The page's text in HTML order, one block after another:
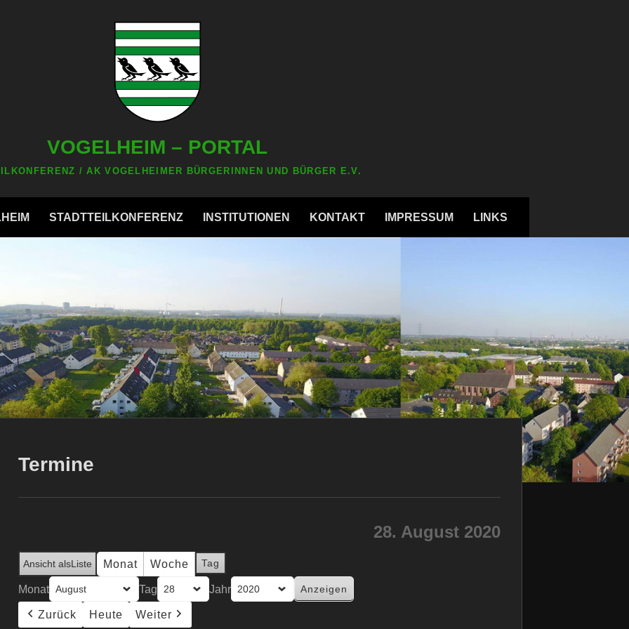
VOGELHEIM – PORTAL
/ AK VOGELHEIMER BÜRGERINNEN UND BÜRGER E.V.
STADTTEILKONFERENZ INSTITUTIONEN KONTAKT IMPRESSUM LINKS
Termine
28. August 2020
Ansicht alsListe Monat Woche Tag
Monat Tag Jahr
Zurück Heute Weiter